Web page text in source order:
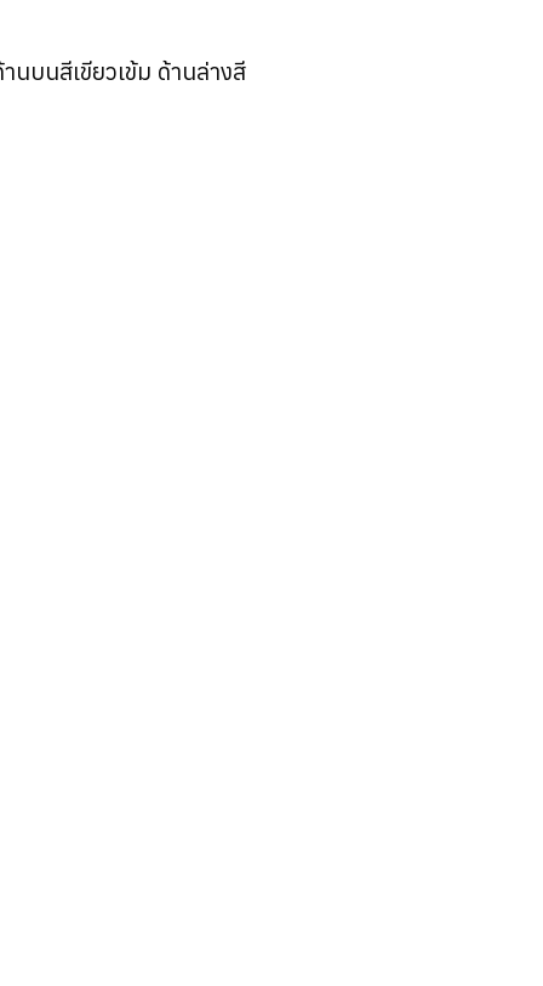
นบนสีเขียวเข้ม ด้านล่างสี